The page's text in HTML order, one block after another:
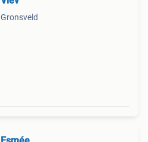
Gronsveld